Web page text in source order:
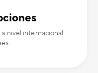
nivel internacional.